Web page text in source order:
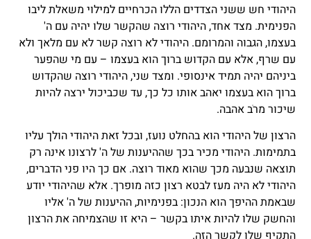
היהודי חש ששני הצדדים הללו הכרחיים למילוי משאלת ליבו
הפנימית. מצד אחד, היהודי רוצה שהקשר שלו יהיה עם ה'
בעצמו, הגבוה והמרומם. היהודי לא רוצה קשר לא עם מלאך ולא
עם שרף, אלא עם הקדוש ברוך הוא בעצמו – עם מי שהפער
ביניהם יהיה תמיד אינסופי. ומצד שני, היהודי רוצה שהקדוש
ברוך הוא בעצמו יאהב אותו כל כך, עד שכביכול ירצה להיות
שיכור מרֹב אהבה.
הרצון של היהודי הוא בהחלט נועז, ובכל זאת היהודי הולך עליו
בתמימות. היהודי מכיר בכך שההיענות של ה' לרצונו אינה רק
תוצאה שנבעה מכך שהוא מאוד רוצה. אם כך היו פני הדברים,
היהודי לא היה מעז לבטא רצון כזה מופרך. אלא שהיהודי יודע
שבאמת ההיפך הוא הנכון: בפנימיות, ההיענות של ה' אליו
והחשק שלו להיות איתו בקשר – היא זו שהצמיחה את הרצון
התקיף שלו לקשר הזה.